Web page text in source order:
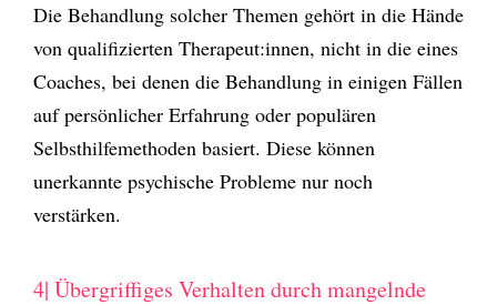
Die Behandlung solcher Themen gehört in die Hände
von qualifizierten Therapeut:innen, nicht in die eines
Coaches, bei denen die Behandlung in einigen Fällen
auf persönlicher Erfahrung oder populären
Selbsthilfemethoden basiert. Diese können
unerkannte psychische Probleme nur noch
verstärken.
4| Übergriffiges Verhalten durch mangelnde